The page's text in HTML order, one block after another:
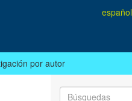
español
por autor